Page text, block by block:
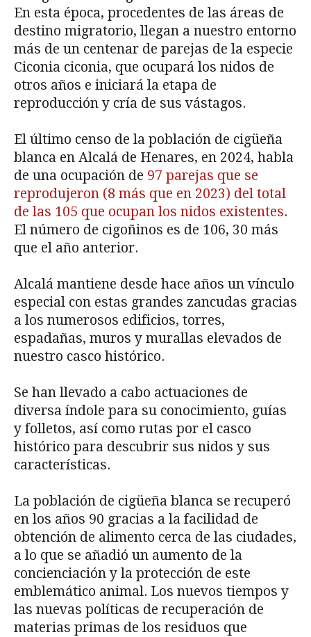
En esta época, procedentes de las áreas de
destino migratorio, llegan a nuestro entorno
más de un centenar de parejas de la especie
Ciconia ciconia, que ocupará los nidos de
otros años e iniciará la etapa de
reproducción y cría de sus vástagos.
El último censo de la población de cigüeña
blanca en Alcalá de Henares, en 2024, habla
de una ocupación de 97 parejas que se
reprodujeron (8 más que en 2023) del total
de las 105 que ocupan los nidos existentes.
El número de cigoñinos es de 106, 30 más
que el año anterior.
Alcalá mantiene desde hace años un vínculo
especial con estas grandes zancudas gracias
a los numerosos edificios, torres,
espadañas, muros y murallas elevados de
nuestro casco histórico.
Se han llevado a cabo actuaciones de
diversa índole para su conocimiento, guías
y folletos, así como rutas por el casco
histórico para descubrir sus nidos y sus
características.
La población de cigüeña blanca se recuperó
en los años 90 gracias a la facilidad de
obtención de alimento cerca de las ciudades,
a lo que se añadió un aumento de la
concienciación y la protección de este
emblemático animal. Los nuevos tiempos y
las nuevas políticas de recuperación de
materias primas de los residuos que